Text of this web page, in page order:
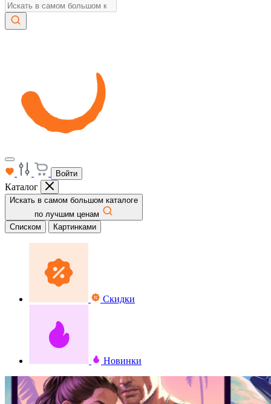
Войти
Каталог
Искать в самом большом каталоге
по лучшим ценам
Списком
Картинками
Скидки
Новинки